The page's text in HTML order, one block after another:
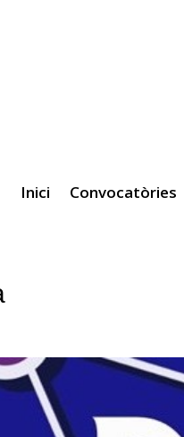
Inici Convocatòries